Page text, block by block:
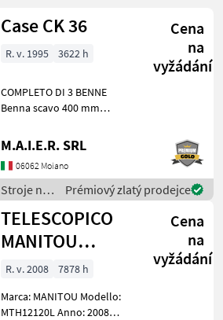
Case CK 36
Cena
na
vyžádání
R. v. 1995 3622 h
COMPLETO DI 3 BENNE
Benna scavo 400 mm
Benna liscia 1400 mm Stroje
na stavbu mini bager
M.A.I.E.R. SRL
06062 Moiano
Stroje na
stavbu /
Case IH
Prémiový zlatý prodejce
TELESCOPICO
MANITOU
MHT10120L
(ANNO 2008)
Cena
na
vyžádání
R. v. 2008
7878 h
Marca: MANITOU Modello:
MTH12120L Anno: 2008